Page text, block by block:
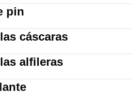
pin
cáscaras
alfileras